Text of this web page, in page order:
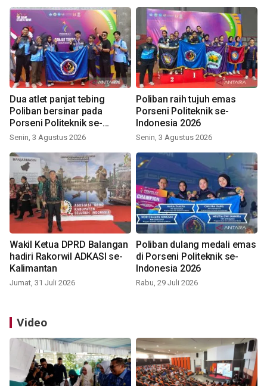
Dua atlet panjat tebing
Poliban bersinar pada
Porseni Politeknik se-
Indonesia 2026
Senin, 3 Agustus 2026
Poliban raih tujuh emas
Porseni Politeknik se-
Indonesia 2026
Senin, 3 Agustus 2026
Wakil Ketua DPRD Balangan
hadiri Rakorwil ADKASI se-
Kalimantan
Jumat, 31 Juli 2026
Poliban dulang medali emas
di Porseni Politeknik se-
Indonesia 2026
Rabu, 29 Juli 2026
Video